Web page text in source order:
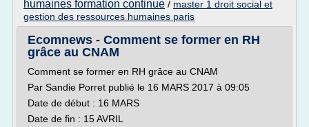
humaines formation continue / master 1 droit social et
gestion des ressources humaines paris
Ecomnews - Comment se former en RH
grâce au CNAM
Comment se former en RH grâce au CNAM
Par Sandie Porret publié le 16 MARS 2017 à 09:05
Date de début : 16 MARS
Date de fin : 15 AVRIL